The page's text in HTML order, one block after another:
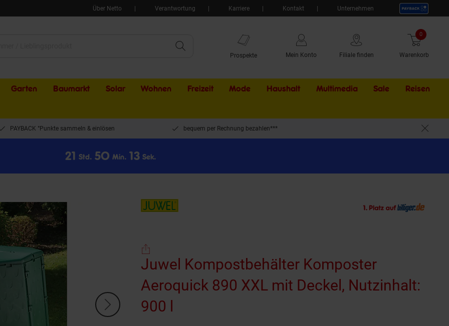
Über Netto Verantwortung Karriere Kontakt Unternehmen
Prospekte Mein Konto Filiale finden Warenkorb
0 Artikel
Garten Baumarkt Solar Wohnen Freizeit Mode Haushalt Multimedia Sale Externer
Reisen
PAYBACK °Punkte sammeln & einlösen bequem per Rechnung bezahlen***
21 Std. 50 Min. 13 Sek.
Juwel Kompostbehälter Komposter
Aeroquick 890 XXL mit Deckel, Nutzinhalt:
900 l